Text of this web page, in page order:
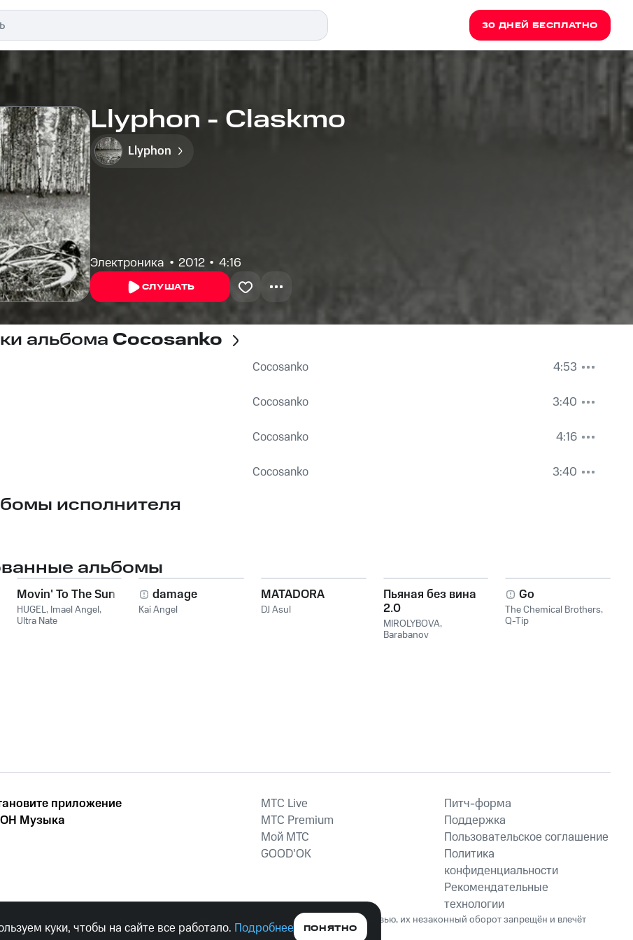
30 ДНЕЙ БЕСПЛАТНО
Llyphon - Claskmo
Llyphon
Электроника 2012 4:16
СЛУШАТЬ
альбома Cocosanko
Cocosanko
4:53
Cocosanko
3:40
Cocosanko
4:16
Cocosanko 3:40
исполнителя
альбомы
Movin' To The Sun
HUGEL, Imael Angel,
Ultra Nate
damage
Kai Angel
MATADORA
DJ Asul
Пьяная без вина
2.0
MIROLYBOVA,
Barabanov
Go
The Chemical Brothers,
Q-Tip
приложение
Музыка
MTС Live
MTС Premium
Мой МТС
GOOD’OK
Питч-форма
Поддержка
Пользовательское соглашение
Политика
конфиденциальности
Рекомендательные
технологии
наркотических средств, психотропных веществ, их аналогов причиняет вред здоровью, их незаконный оборот запрещён и влечёт
ответственность.
куки, чтобы на сайте все работало. Подробнее ПОНЯТНО